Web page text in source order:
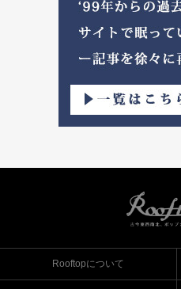
Rooftopについて